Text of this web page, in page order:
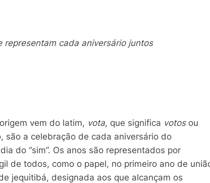
representam cada aniversário juntos
vem do latim, vota, que significa votosou
são a celebração de cada aniversário do
do “sim”. Os anos são representados por
de todos, como o papel, no primeiro ano de
jequitibá, designada aos que alcançam os